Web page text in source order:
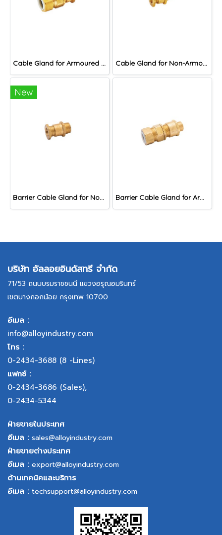
Cable Gland for Armoured Cable, DAC Series Cable Gland for Non-Armoured Cable, DNA Series
New
Barrier Cable Gland for Non-Armoured Cable, DNAB Series Barrier Cable Gland for Armoured Cable, DACB Series
บริษัท อัลลอยอินดัสทรี จำกัด
71/53 ถนนบรมราชชนนี แขวงอรุณอมรินทร์
เขตบางกอกน้อย กรุงเทพ 10700
อีเมล :
info@alloyindustry.com
โทร :
0-2434-3688 (8 -Lines)
แฟกซ์ :
0-2434-3686 (Sales),
0-2434-5344
ฝ่ายขายในประเทศ
อีเมล : sales@alloyindustry.com
ฝ่ายขายต่างประเทศ
อีเมล : export@alloyindustry.com
ด้านเทคนิคและบริการ
อีเมล : techsupport@alloyindustry.com